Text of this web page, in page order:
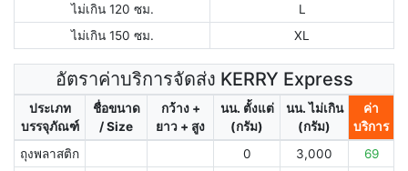
ไม่เกิน 120 ซม.
L
ไม่เกิน 150 ซม.
XL
อัตราค่าบริการจัดส่ง KERRY Express
ประเภท
บรรจุภัณฑ์
ชื่อขนาด
/ Size
กว้าง +
ยาว + สูง
นน. ตั้งแต่
(กรัม)
นน. ไม่เกิน
(กรัม)
ค่า
บริการ
ถุงพลาสติก
0 3,000
69